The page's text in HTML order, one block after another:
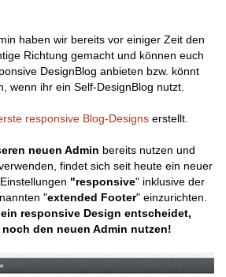
haben wir bereits vor einiger Zeit den
Richtung gemacht und können euch
DesignBlog anbieten bzw. könnt
wenn ihr ein Self-DesignBlog nutzt.
responsive Blog-Designs erstellt.
neuen Admin bereits nutzen und
findet sich seit heute ein neuer
"responsive" inklusive der
"extended Footer" einzurichten.
responsive Design entscheidet,
den neuen Admin nutzen!